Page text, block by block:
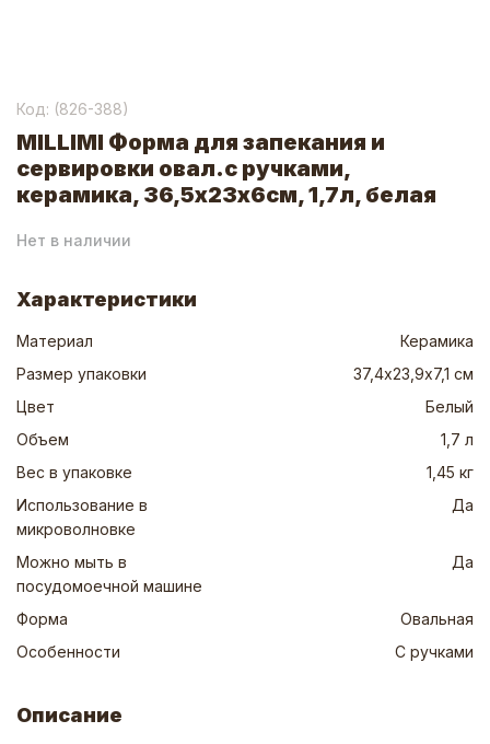
Код: (826-388)
MILLIMI Форма для запекания и
сервировки овал.с ручками,
керамика, 36,5х23х6см, 1,7л, белая
Нет в наличии
Характеристики
Материал
Керамика
Размер упаковки
37,4х23,9х7,1 см
Цвет
Белый
Объем
1,7 л
Вес в упаковке
1,45 кг
Использование в
микроволновке
Да
Можно мыть в
посудомоечной машине
Да
Форма
Овальная
Особенности
С ручками
Описание